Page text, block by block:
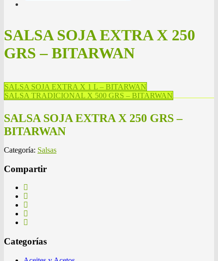
SALSA SOJA EXTRA X 250
GRS – BITARWAN
SALSA SOJA EXTRA X 1 L – BITARWAN
SALSA TRADICIONAL X 500 GRS – BITARWAN
SALSA SOJA EXTRA X 250 GRS –
BITARWAN
Categoría: Salsas
Compartir
Categorías